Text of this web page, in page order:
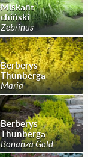
Miskant
chiński
Zebrinus
Berberys
Thunberga
Maria
Berberys
Thunberga
Bonanza Gold